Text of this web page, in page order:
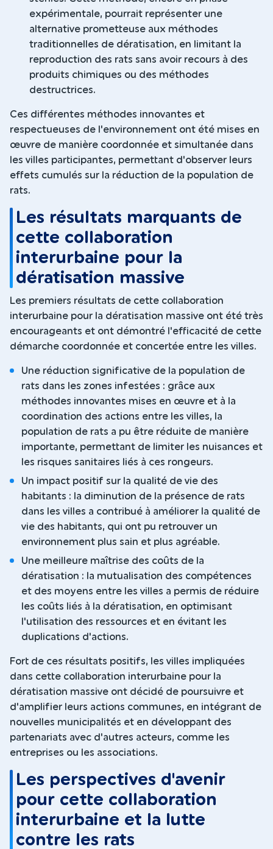
expérimentale, pourrait représenter une
alternative prometteuse aux méthodes
traditionnelles de dératisation, en limitant la
reproduction des rats sans avoir recours à des
produits chimiques ou des méthodes
destructrices.
Ces différentes méthodes innovantes et
respectueuses de l'environnement ont été mises en
œuvre de manière coordonnée et simultanée dans
les villes participantes, permettant d'observer leurs
effets cumulés sur la réduction de la population de
rats.
Les résultats marquants de
cette collaboration
interurbaine pour la
dératisation massive
Les premiers résultats de cette collaboration
interurbaine pour la dératisation massive ont été très
encourageants et ont démontré l'efficacité de cette
démarche coordonnée et concertée entre les villes.
Une réduction significative de la population de
rats dans les zones infestées : grâce aux
méthodes innovantes mises en œuvre et à la
coordination des actions entre les villes, la
population de rats a pu être réduite de manière
importante, permettant de limiter les nuisances et
les risques sanitaires liés à ces rongeurs.
Un impact positif sur la qualité de vie des
habitants : la diminution de la présence de rats
dans les villes a contribué à améliorer la qualité de
vie des habitants, qui ont pu retrouver un
environnement plus sain et plus agréable.
Une meilleure maîtrise des coûts de la
dératisation : la mutualisation des compétences
et des moyens entre les villes a permis de réduire
les coûts liés à la dératisation, en optimisant
l'utilisation des ressources et en évitant les
duplications d'actions.
Fort de ces résultats positifs, les villes impliquées
dans cette collaboration interurbaine pour la
dératisation massive ont décidé de poursuivre et
d'amplifier leurs actions communes, en intégrant de
nouvelles municipalités et en développant des
partenariats avec d'autres acteurs, comme les
entreprises ou les associations.
Les perspectives d'avenir
pour cette collaboration
interurbaine et la lutte
contre les rats